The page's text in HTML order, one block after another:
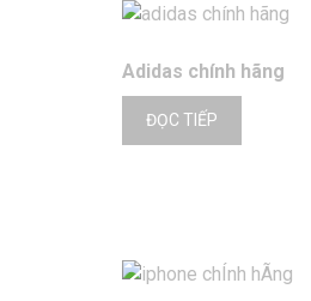
Adidas chính hãng
ĐỌC TIẾP